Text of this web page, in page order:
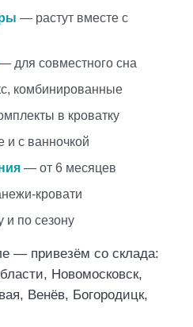
— растут вместе с
для совместного сна
комбинированные
в кроватку
с ванночкой
— от 6 месяцев
кровати
по сезону
— привезём со склада:
, Новомосковск,
, Венёв, Богородицк,